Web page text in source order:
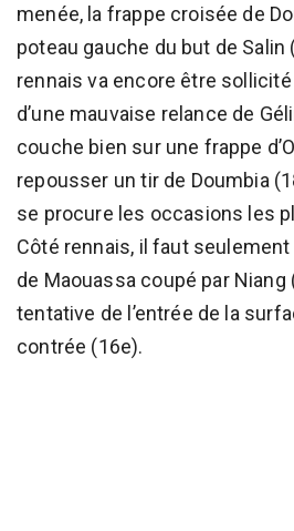
menée, la frappe croisée de
poteau gauche du but de Salin
rennais va encore être
d’une mauvaise relance de
couche bien sur une frappe
repousser un tir de Doumbia
se procure les occasions les
Côté rennais, il faut
de Maouassa coupé par Niang
tentative de l’entrée de la
contrée (16e).